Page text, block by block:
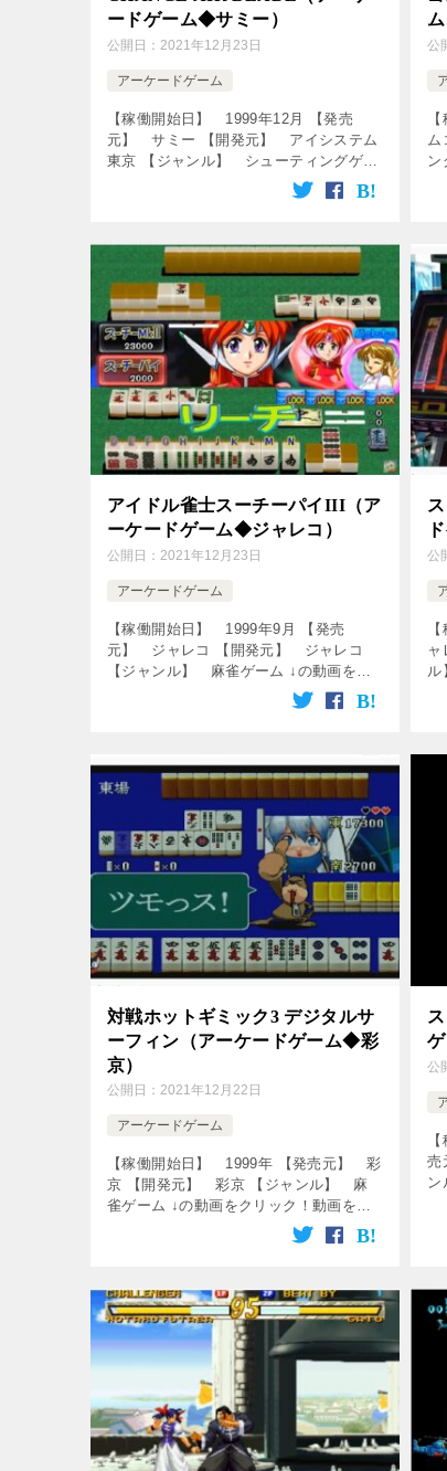
ードゲーム◆サミー）
公開日： 2021年12月23日
アーケードゲーム
【稼働開始日】 1999年12月 【発売
元】 サミー 【開発元】 アイシステム
東京 【ジャンル】 シューティングゲー
ム ↓の動画をクリック！動画を楽しめま
す♪ [csshop service=”rakuten […]
ム
公
ン
アイドル雀士スーチーパイIII（ア
ーケードゲーム◆ジャレコ）
公開日： 2021年12月23日
アーケードゲーム
【稼働開始日】 1999年9月 【発売
元】 ジャレコ 【開発元】 ジャレコ
【ジャンル】 麻雀ゲーム ↓の動画をク
リック！動画を楽しめます♪ [csshop
公
ル
対戦ホットギミック3 デジタルサ
ーフィン（アーケードゲーム◆彩
京）
公開日： 2021年12月22日
アーケードゲーム
【稼働開始日】 1999年 【発売元】 彩
京 【開発元】 彩京 【ジャンル】 麻
雀ゲーム ↓の動画をクリック！動画を楽
しめます♪ [csshop service=”rakuten”
公
売